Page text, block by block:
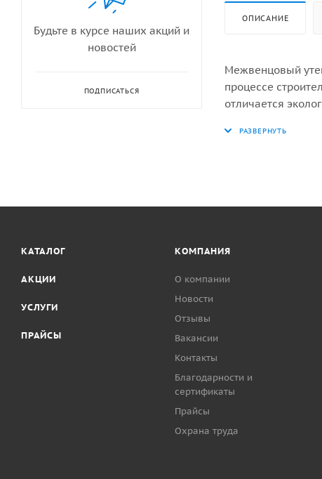
ОПИСАНИЕ
Межвенцовый
процессе
отличается
Будьте в курсе наших акций и
новостей
ПОДПИСАТЬСЯ
КАТАЛОГ
АКЦИИ
УСЛУГИ
ПРАЙСЫ
КОМПАНИЯ
О компании
Новости
Отзывы
Вакансии
Контакты
Благодарности и
сертификаты
Прайсы
Охрана труда